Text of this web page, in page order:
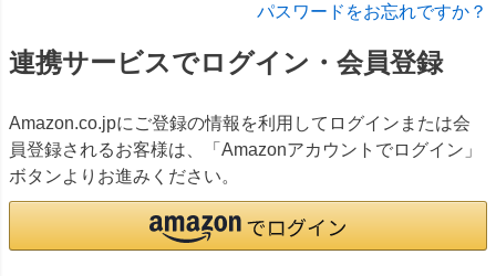
パスワードをお忘れですか？
連携サービスでログイン・会員登録
Amazon.co.jpにご登録の情報を利用してログインまたは会
員登録されるお客様は、「Amazonアカウントでログイン」
ボタンよりお進みください。